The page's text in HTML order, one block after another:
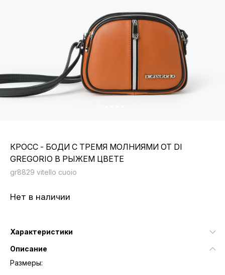
КРОСС - БОДИ С ТРЕМЯ МОЛНИЯМИ ОТ DI
GREGORIO В РЫЖЕМ ЦВЕТЕ
gr8829 vitello cuoio
Нет в наличии
Характеристики
Описание
Размеры: